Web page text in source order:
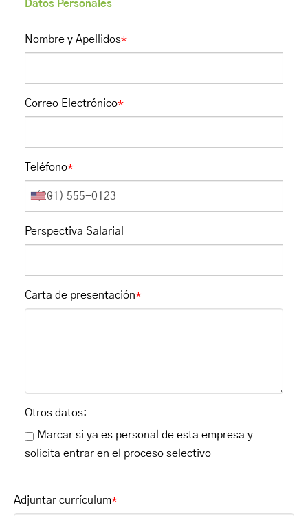
Datos Personales
Nombre y Apellidos*
Correo Electrónico*
Teléfono*
Perspectiva Salarial
Carta de presentación*
Otros datos:
Marcar si ya es personal de esta empresa y
solicita entrar en el proceso selectivo
Adjuntar currículum*